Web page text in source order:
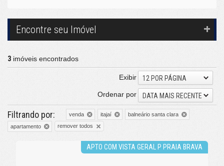
Encontre seu Imóvel
3 imóveis encontrados
Exibir
12 POR PÁGINA
Ordenar por
DATA MAIS RECENTE
Filtrando por: venda itajaí
balneário santa clara
apartamento
remover todos
APTO COM VISTA GERAL P PRAIA BRAVA